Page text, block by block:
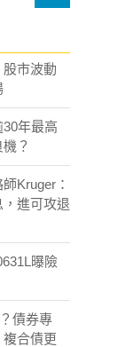
市波動
年最高
？
Kruger：
進可攻退
曝險
債券專
合債更